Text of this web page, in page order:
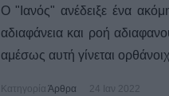
Ο "Ιανός" ανέδειξε ένα
αδιαφάνεια και ροή
αμέσως αυτή γίνεται
Κατηγορία Άρθρα 24 Ιαν 2022